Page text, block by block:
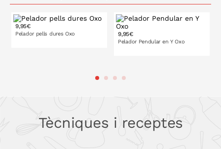
9,95€
Pelador pells dures Oxo 9,95€
Pelador Pendular en Y Oxo
Tècniques i receptes